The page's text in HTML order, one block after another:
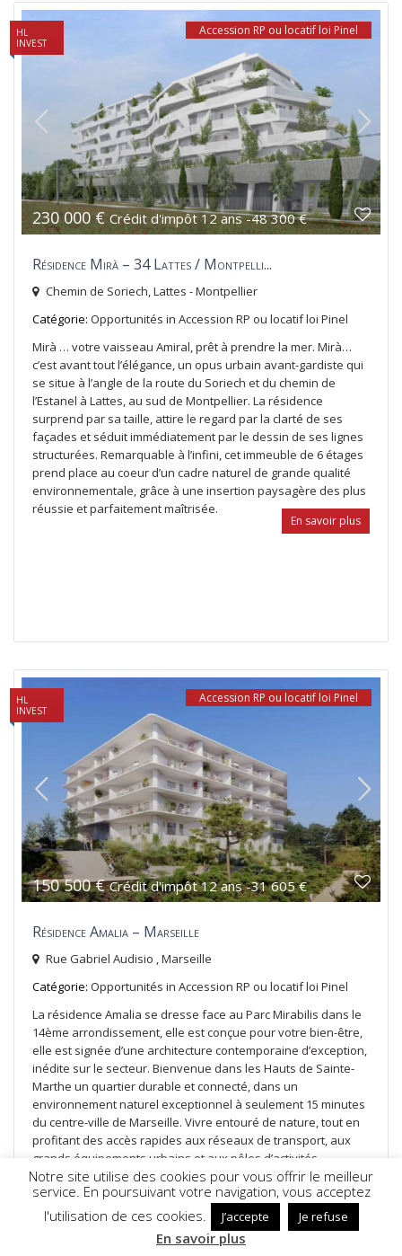
230 000 €Crédit d'impôt 12 ans -48 300 €
Accession RP ou locatif loi Pinel
HL
INVEST
Résidence Mirà – 34 Lattes / Montpelli...
Chemin de Soriech,Lattes - Montpellier
Catégorie: Opportunités in Accession RP ou locatif loi Pinel
Mirà … votre vaisseau Amiral, prêt à prendre la mer. Mirà…
c’est avant tout l’élégance, un opus urbain avant-gardiste qui
se situe à l’angle de la route du Soriech et du chemin de
l’Estanel à Lattes, au sud de Montpellier. La résidence
surprend par sa taille, attire le regard par la clarté de ses
façades et séduit immédiatement par le dessin de ses lignes
structurées. Remarquable à l’infini, cet immeuble de 6 étages
prend place au coeur d’un cadre naturel de grande qualité
environnementale, grâce à une insertion paysagère des plus
réussie et parfaitement maîtrisée.
En savoir plus
150 500 €Crédit d'impôt 12 ans -31 605 €
Accession RP ou locatif loi Pinel
HL
INVEST
Résidence Amalia – Marseille
Rue Gabriel Audisio , Marseille
Catégorie: Opportunités in Accession RP ou locatif loi Pinel
La résidence Amalia se dresse face au Parc Mirabilis dans le
14ème arrondissement, elle est conçue pour votre bien-être,
elle est signée d’une architecture contemporaine d’exception,
inédite sur le secteur. Bienvenue dans les Hauts de Sainte-
Marthe un quartier durable et connecté, dans un
environnement naturel exceptionnel à seulement 15 minutes
du centre-ville de Marseille. Vivre entouré de nature, tout en
profitant des accès rapides aux réseaux de transport, aux
grands équipements urbains et aux pôles d’activités
environnants, tels sont les atouts de ce quartier en pleine
évolution.
En savoir plus
Notre site utilise des cookies pour vous offrir le meilleur
service. En poursuivant votre navigation, vous acceptez
l'utilisation de ces cookies.
J’accepte Je refuse
En savoir plus
NOUS APPELER